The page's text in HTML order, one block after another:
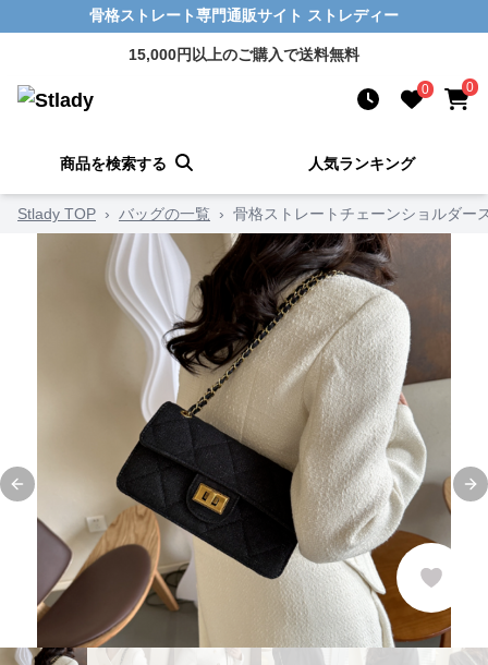
骨格ストレート専門通販サイト ストレディー
15,000円以上のご購入で送料無料
0 0
商品を検索する 人気ランキング
Stlady TOP › バッグの一覧 › 骨格ストレートチェーンショルダー
Previous slide